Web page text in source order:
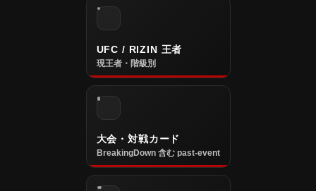
UFC / RIZIN 王者
現王者・階級別
大会・対戦カード
BreakingDown 含む past-event